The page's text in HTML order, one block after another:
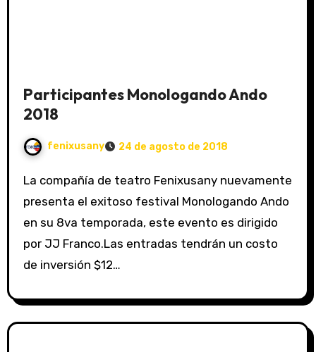
Participantes Monologando Ando
2018
fenixusany 24 de agosto de 2018
La compañía de teatro Fenixusany nuevamente
presenta el exitoso festival Monologando Ando
en su 8va temporada, este evento es dirigido
por JJ Franco.Las entradas tendrán un costo
de inversión $12…